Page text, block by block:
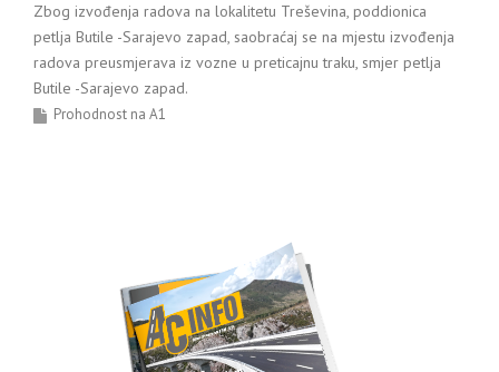
Zbog izvođenja radova na lokalitetu Treševina, poddionica
petlja Butile -Sarajevo zapad, saobraćaj se na mjestu izvođenja
radova preusmjerava iz vozne u preticajnu traku, smjer petlja
Butile -Sarajevo zapad.
Prohodnost na A1